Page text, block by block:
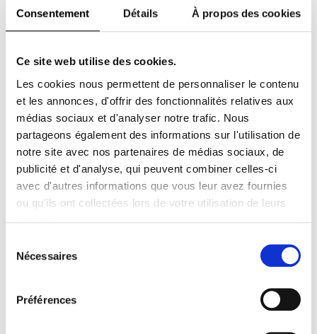
Consentement Détails À propos des cookies
Ce site web utilise des cookies.
Les cookies nous permettent de personnaliser le contenu
et les annonces, d'offrir des fonctionnalités relatives aux
médias sociaux et d'analyser notre trafic. Nous
partageons également des informations sur l'utilisation de
notre site avec nos partenaires de médias sociaux, de
publicité et d'analyse, qui peuvent combiner celles-ci
avec d'autres informations que vous leur avez fournies
ou qu'ils ont collectées lors de votre utilisation de leurs
consentement
Nécessaires
Préférences
Numéro, Numéro
Homme, Numéro
et/ou digital
À partir de5.99€ttc
Numéro et
Numéro Homme
Abonnement papier
À partir de 4.99€ttc
JE M'ABONNE !
Numéro HOMME
À partir de